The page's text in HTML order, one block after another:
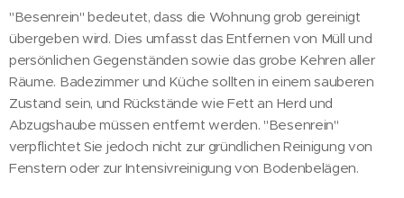
"Besenrein" bedeutet, dass die Wohnung grob gereinigt
übergeben wird. Dies umfasst das Entfernen von Müll und
persönlichen Gegenständen sowie das grobe Kehren aller
Räume. Badezimmer und Küche sollten in einem sauberen
Zustand sein, und Rückstände wie Fett an Herd und
Abzugshaube müssen entfernt werden. "Besenrein"
verpflichtet Sie jedoch nicht zur gründlichen Reinigung von
Fenstern oder zur Intensivreinigung von Bodenbelägen.